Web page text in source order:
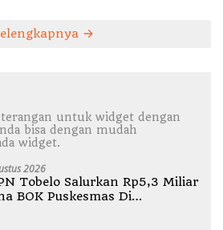
untuk widget dengan
bisa dengan mudah
widget.
2026
Tobelo Salurkan Rp5,3 Miliar
BOK Puskesmas Di